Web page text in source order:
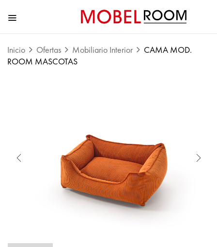
Inicio Ofertas Mobiliario Interior
CAMA MOD.
ROOM MASCOTAS